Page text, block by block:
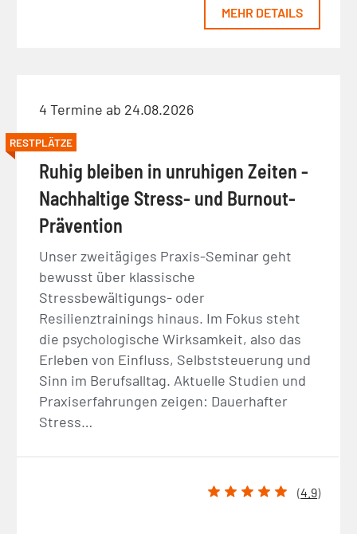
MEHR DETAILS
4 Termine ab 24.08.2026
RESTPLÄTZE
Ruhig bleiben in unruhigen Zeiten -
Nachhaltige Stress- und Burnout-
Prävention
Unser zweitägiges Praxis-Seminar geht
bewusst über klassische
Stressbewältigungs- oder
Resilienztrainings hinaus. Im Fokus steht
die psychologische Wirksamkeit, also das
Erleben von Einfluss, Selbststeuerung und
Sinn im Berufsalltag. Aktuelle Studien und
Praxiserfahrungen zeigen: Dauerhafter
Stress…
(4.9)